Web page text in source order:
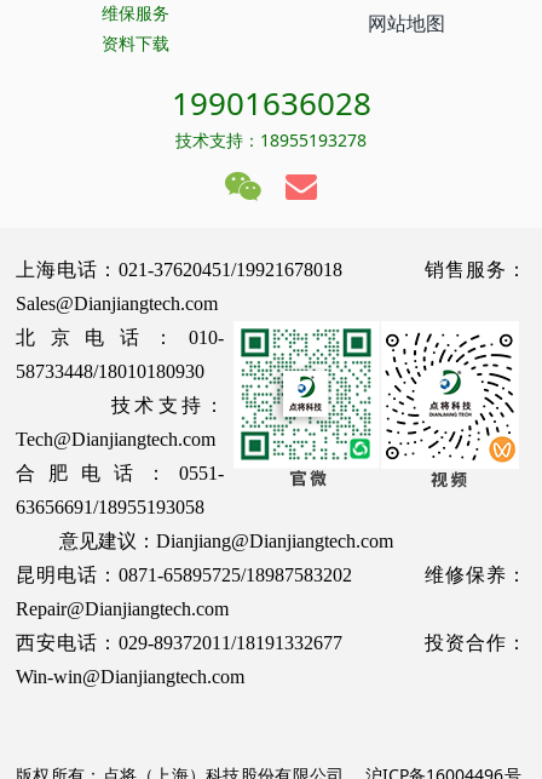
维保服务
资料下载
网站地图
19901636028
技术支持：18955193278
上海电话：021-37620451/19921678018 销售服务：
Sales@Dianjiangtech.com
北京电话：010-
58733448/18010180930
技术支持：
Tech@Dianjiangtech.com
合肥电话：0551-
63656691/18955193058
意见建议：Dianjiang@Dianjiangtech.com
昆明电话：0871-65895725/18987583202 维修保养：
Repair@Dianjiangtech.com
西安电话：029-89372011/18191332677 投资合作：
Win-win@Dianjiangtech.com